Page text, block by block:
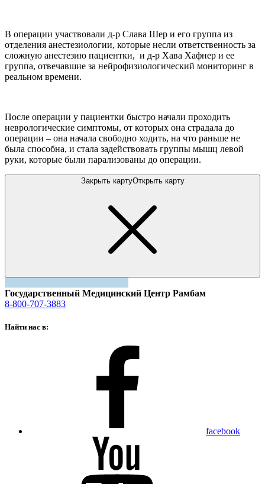
В операции участвовали д-р Слава Шер и его группа из
отделения анестезиологии, которые несли ответственность за
сложную анестезию пациентки, и д-р Хава Хафнер и ее
группа, отвечавшие за нейрофизиологический мониторинг в
реальном времени.
После операции у пациентки быстро начали проходить
неврологические симптомы, от которых она страдала до
операции – она начала свободно ходить, на что раньше не
была способна, и стала задействовать группы мышц левой
руки, которые были парализованы до операции.
Закрыть картуОткрыть карту
Государственный Медицинский Центр Рамбам
8-800-707-3883
Найти нас в:
facebook